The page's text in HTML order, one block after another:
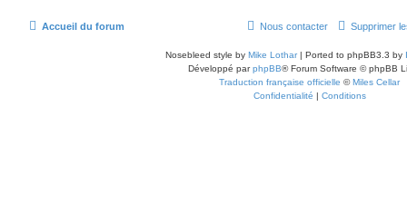
Accueil du forum Supprimer
Nous contacter
Nosebleed style by Mike Lothar| Ported to phpBB3.3 by
Développé parphpBB® Forum Software © phpBB
Traduction française officielle ©Miles Cellar
Confidentialité | Conditions